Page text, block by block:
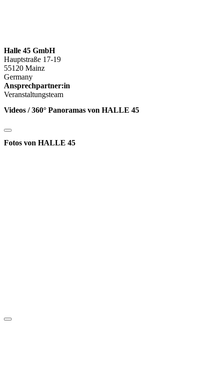
Halle 45 GmbH
Hauptstraße 17-19
55120 Mainz
Germany
Ansprechpartner:in
Veranstaltungsteam
Videos / 360° Panoramas von HALLE 45
Fotos von HALLE 45